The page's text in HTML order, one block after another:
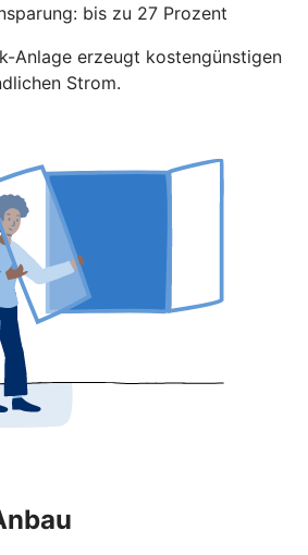
bis zu 27 Prozent
Anlage erzeugt kostengünstigen
Strom.